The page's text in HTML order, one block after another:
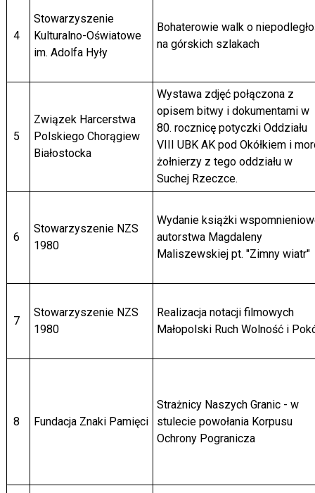
4
Stowarzyszenie
Kulturalno-Oświatowe
im. Adolfa Hyły
Bohaterowie walk o
na górskich szlakach
5
Związek Harcerstwa
Polskiego Chorągiew
Białostocka
Wystawa zdjęć połączona z
opisem bitwy i dokumentami w
80. rocznicę potyczki Oddziału
VIII UBK AK pod Okółkiem i
żołnierzy z tego oddziału w
Suchej Rzeczce.
6
Stowarzyszenie NZS
1980
Wydanie książki
autorstwa Magdaleny
Maliszewskiej pt. "Zimny wiatr"
7
Stowarzyszenie NZS
1980
Realizacja notacji filmowych
Małopolski Ruch Wolność i
8 Fundacja Znaki Pamięci
Strażnicy Naszych Granic - w
stulecie powołania Korpusu
Ochrony Pogranicza